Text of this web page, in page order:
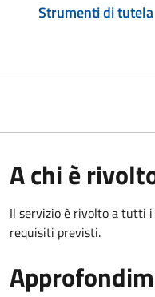
Strumenti di tutela
A chi è
Il servizio è rivolto a tutti
requisiti previsti.